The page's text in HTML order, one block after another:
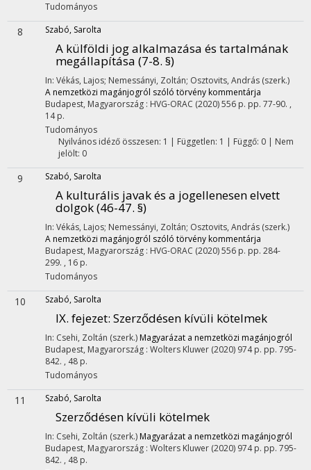
Tudományos
8 Szabó, Sarolta
A külföldi jog alkalmazása és tartalmának
megállapítása (7-8. §)
In: Vékás, Lajos; Nemessányi, Zoltán; Osztovits, András (szerk.)
A nemzetközi magánjogról szóló törvény kommentárja
Budapest, Magyarország : HVG-ORAC (2020)556 p. pp. 77-90. ,
14 p.
Tudományos
Nyilvános idéző összesen: 1 | Független: 1 | Függő: 0 | Nem
jelölt: 0
9 Szabó, Sarolta
A kulturális javak és a jogellenesen elvett
dolgok (46-47. §)
In: Vékás, Lajos; Nemessányi, Zoltán; Osztovits, András (szerk.)
A nemzetközi magánjogról szóló törvény kommentárja
Budapest, Magyarország : HVG-ORAC (2020)556 p. pp. 284-
299. , 16 p.
Tudományos
10 Szabó, Sarolta
IX. fejezet: Szerződésen kívüli kötelmek
In: Csehi, Zoltán (szerk.) Magyarázat a nemzetközi magánjogról
Budapest, Magyarország : Wolters Kluwer (2020) 974 p. pp. 795-
842. , 48 p.
Tudományos
11 Szabó, Sarolta
Szerződésen kívüli kötelmek
In: Csehi, Zoltán (szerk.) Magyarázat a nemzetközi magánjogról
Budapest, Magyarország : Wolters Kluwer (2020) 974 p. pp. 795-
842. , 48 p.